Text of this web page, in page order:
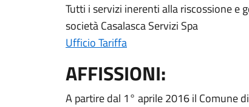
Tutti i servizi inerenti alla riscossione e
società Casalasca Servizi Spa
Ufficio Tariffa
AFFISSIONI:
A partire dal 1° aprile 2016 il Comune